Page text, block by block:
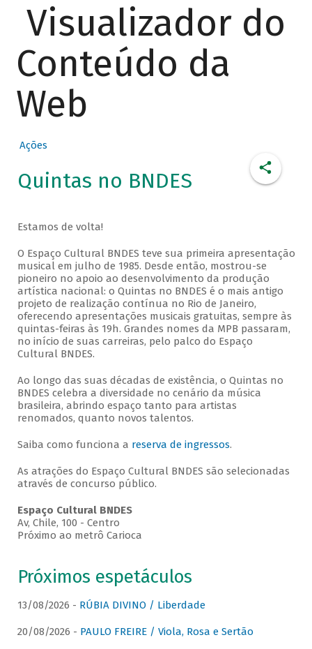
Visualizador do
Conteúdo da
Web
Ações
Quintas no BNDES
Estamos de volta!
O Espaço Cultural BNDES teve sua primeira apresentação
musical em julho de 1985. Desde então, mostrou-se
pioneiro no apoio ao desenvolvimento da produção
artística nacional: o Quintas no BNDES é o mais antigo
projeto de realização contínua no Rio de Janeiro,
oferecendo apresentações musicais gratuitas, sempre às
quintas-feiras às 19h. Grandes nomes da MPB passaram,
no início de suas carreiras, pelo palco do Espaço
Cultural BNDES.
Ao longo das suas décadas de existência, o Quintas no
BNDES celebra a diversidade no cenário da música
brasileira, abrindo espaço tanto para artistas
renomados, quanto novos talentos.
Saiba como funciona a reserva de ingressos.
As atrações do Espaço Cultural BNDES são selecionadas
através de concurso público.
Espaço Cultural BNDES
Av, Chile, 100 - Centro
Próximo ao metrô Carioca
Próximos espetáculos
13/08/2026 - RÚBIA DIVINO / Liberdade
20/08/2026 - PAULO FREIRE / Viola, Rosa e Sertão